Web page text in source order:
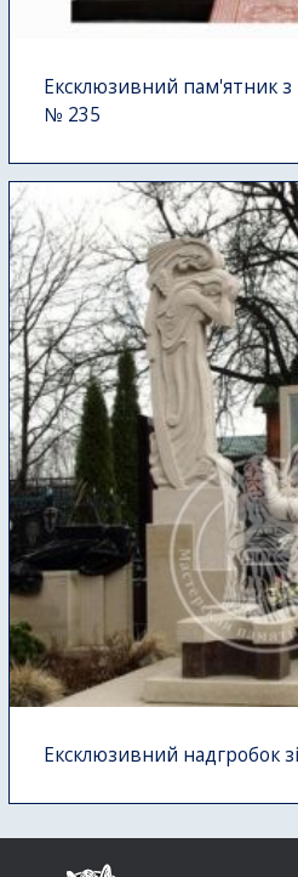
Ексклюзивний пам'ятник з
№ 235
Ексклюзивний надгробок